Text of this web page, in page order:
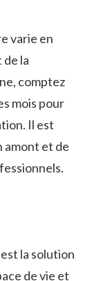
varie en
la
comptez
mois pour
Il est
amont et de
la solution
de vie et